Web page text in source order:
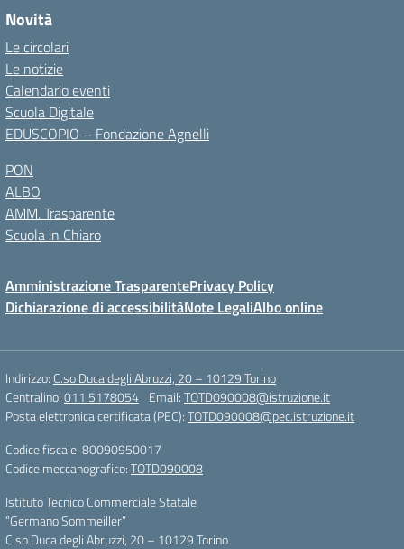
Novità
Le circolari
Le notizie
Calendario eventi
Scuola Digitale
EDUSCOPIO – Fondazione Agnelli
PON
ALBO
AMM. Trasparente
Scuola in Chiaro
Amministrazione TrasparentePrivacy Policy
Dichiarazione di accessibilitàNote LegaliAlbo online
Indirizzo: C.so Duca degli Abruzzi, 20 – 10129 Torino
Centralino:011.5178054 Email:TOTD090008@istruzione.it
Posta elettronica certificata (PEC):TOTD090008@pec.istruzione.it
Codice fiscale: 80090950017
Codice meccanografico:TOTD090008
Istituto Tecnico Commerciale Statale
“Germano Sommeiller”
C.so Duca degli Abruzzi, 20 – 10129 Torino